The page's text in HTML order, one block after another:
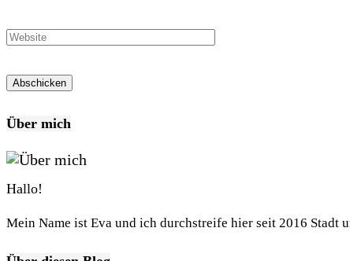
Über mich
Hallo!
Mein Name ist Eva und ich durchstreife hier seit 2016 Stadt